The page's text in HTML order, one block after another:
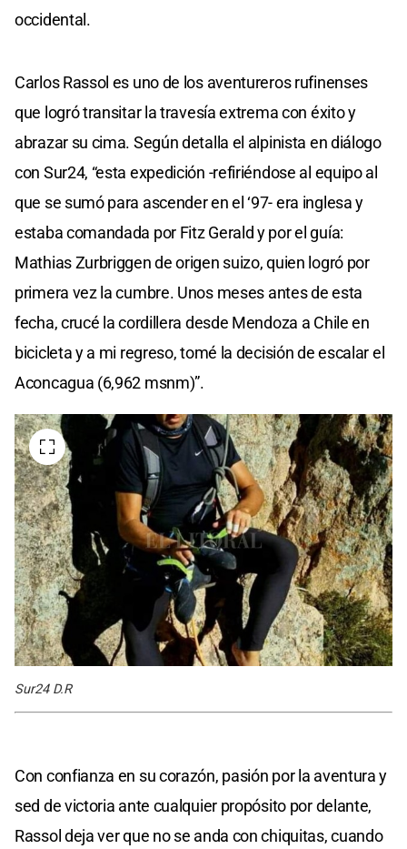
occidental.
Carlos Rassol es uno de los aventureros rufinenses
que logró transitar la travesía extrema con éxito y
abrazar su cima. Según detalla el alpinista en diálogo
con Sur24, “esta expedición -refiriéndose al equipo al
que se sumó para ascender en el ‘97- era inglesa y
estaba comandada por Fitz Gerald y por el guía:
Mathias Zurbriggen de origen suizo, quien logró por
primera vez la cumbre. Unos meses antes de esta
fecha, crucé la cordillera desde Mendoza a Chile en
bicicleta y a mi regreso, tomé la decisión de escalar el
Aconcagua (6,962 msnm)”.
Sur24 D.R
Con confianza en su corazón, pasión por la aventura y
sed de victoria ante cualquier propósito por delante,
Rassol deja ver que no se anda con chiquitas, cuando